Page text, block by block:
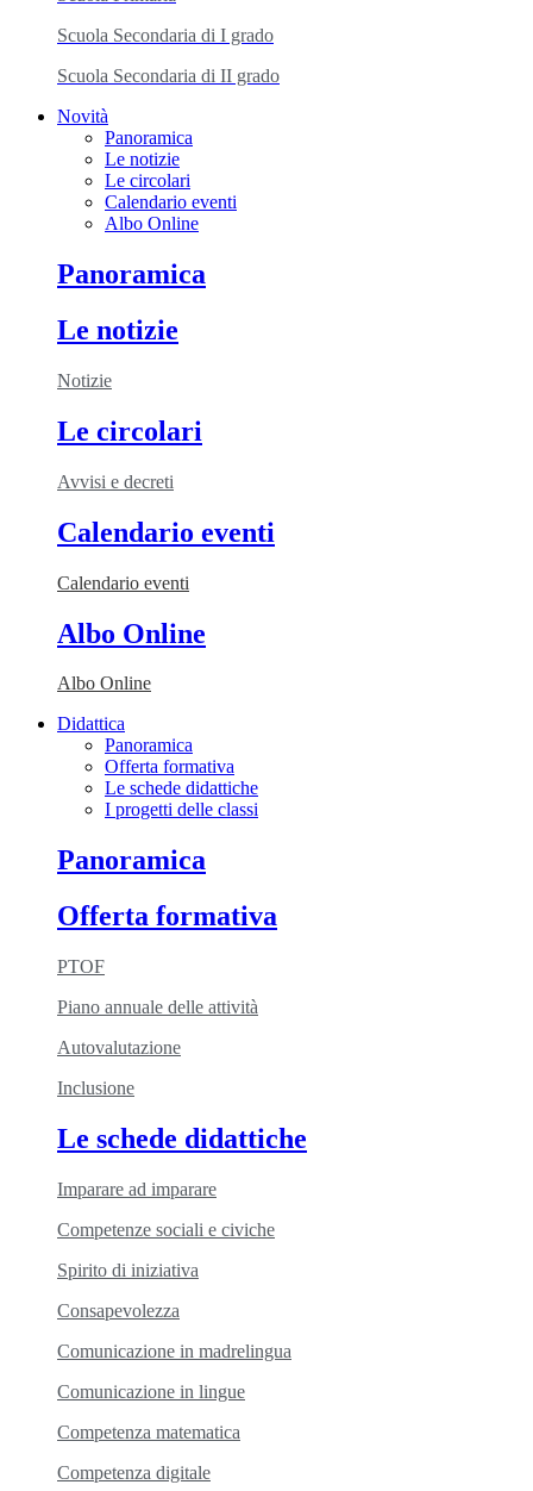
Scuola Secondaria di I grado
Scuola Secondaria di II grado
Novità
Panoramica
Le notizie
Le circolari
Calendario eventi
Albo Online
Panoramica
Le notizie
Notizie
Le circolari
Avvisi e decreti
Calendario eventi
Calendario eventi
Albo Online
Albo Online
Didattica
Panoramica
Offerta formativa
Le schede didattiche
I progetti delle classi
Panoramica
Offerta formativa
PTOF
Piano annuale delle attività
Autovalutazione
Inclusione
Le schede didattiche
Imparare ad imparare
Competenze sociali e civiche
Spirito di iniziativa
Consapevolezza
Comunicazione in madrelingua
Comunicazione in lingue
Competenza matematica
Competenza digitale